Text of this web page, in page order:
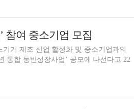
참여 중소기업 모집
기 제조 산업 활성화 및 중소기업과의
통합 동반성장사업’ 공모에 나선다고 22